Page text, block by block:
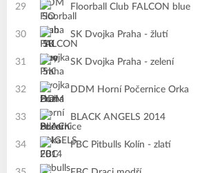
29 Floorball Club FALCON blue
30 SK Dvojka Praha - žlutí
31 SK Dvojka Praha - zelení
32 DDM Horní Počernice Orka
33 BLACK ANGELS 2014
34 FBC Pitbulls Kolín - zlatí